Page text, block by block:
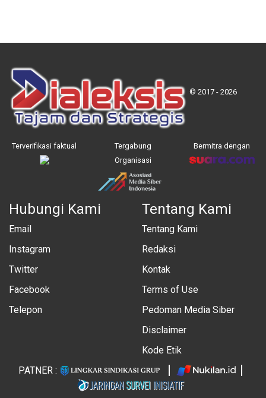
© 2017 - 2026
Terverifikasi faktual
Tergabung
Organisasi
Bermitra dengan
Hubungi Kami
Email
Instagram
Twitter
Facebook
Telepon
Tentang Kami
Tentang Kami
Redaksi
Kontak
Terms of Use
Pedoman Media Siber
Disclaimer
Kode Etik
PATNER :